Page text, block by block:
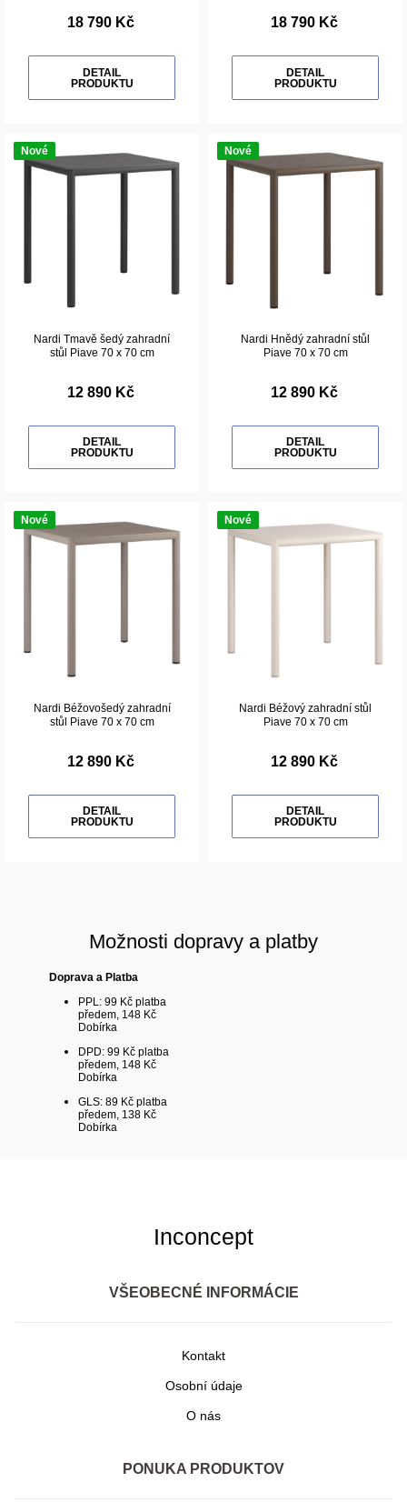
18 790 Kč
DETAIL
PRODUKTU
18 790 Kč
DETAIL
PRODUKTU
Nové
Nardi Tmavě šedý zahradní
stůl Piave 70 x 70 cm
12 890 Kč
DETAIL
PRODUKTU
Nové
Nardi Hnědý zahradní stůl
Piave 70 x 70 cm
12 890 Kč
DETAIL
PRODUKTU
Nové
Nardi Béžovošedý zahradní
stůl Piave 70 x 70 cm
12 890 Kč
DETAIL
PRODUKTU
Nové
Nardi Béžový zahradní stůl
Piave 70 x 70 cm
12 890 Kč
DETAIL
PRODUKTU
Možnosti dopravy a platby
Doprava a Platba
PPL: 99 Kč platba
předem, 148 Kč
Dobírka
DPD: 99 Kč platba
předem, 148 Kč
Dobírka
GLS: 89 Kč platba
předem, 138 Kč
Dobírka
Inconcept
VŠEOBECNÉ INFORMÁCIE
Kontakt
Osobní údaje
O nás
PONUKA PRODUKTOV